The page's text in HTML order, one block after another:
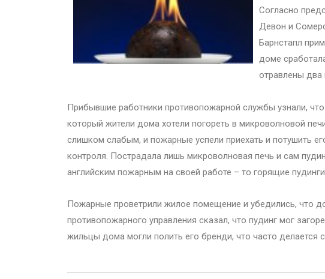
Согласно
Девон и
Барнстапл
доме
отравлены два
Прибывшие работники противопожарной службы узнали,
который жители дома хотели погореть в микроволновой
слишком слабым, и пожарные успели приехать и потушить
контроля. Пострадала лишь микроволновая печь и сам
английским пожарным на своей работе – то горящие
Пожарные проветрили жилое помещение и убедились, что
противопожарного управления сказал, что пудинг мог
жильцы дома могли полить его бренди, что часто делается